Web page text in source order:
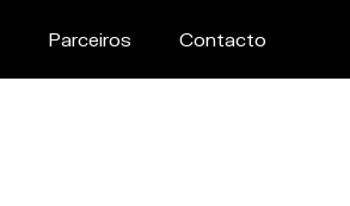
Parceiros Contacto